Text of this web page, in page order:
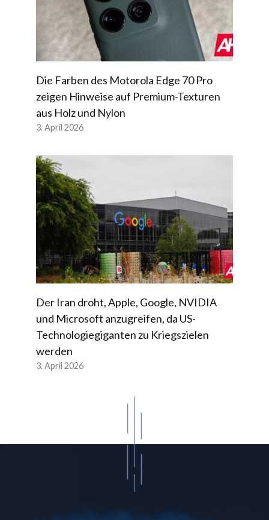
Die Farben des Motorola Edge 70 Pro
zeigen Hinweise auf Premium-Texturen
aus Holz und Nylon
3. April 2026
Der Iran droht, Apple, Google, NVIDIA
und Microsoft anzugreifen, da US-
Technologiegiganten zu Kriegszielen
werden
3. April 2026